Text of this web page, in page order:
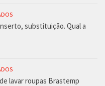
substituição. Qual a
lavar roupas Brastemp